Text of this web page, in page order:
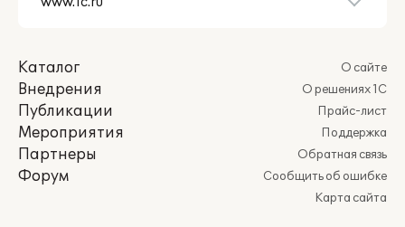
Каталог
Внедрения
Публикации
Мероприятия
Партнеры
Форум
О сайте
О решениях 1С
Прайс-лист
Поддержка
Обратная связь
Сообщить об ошибке
Карта сайта